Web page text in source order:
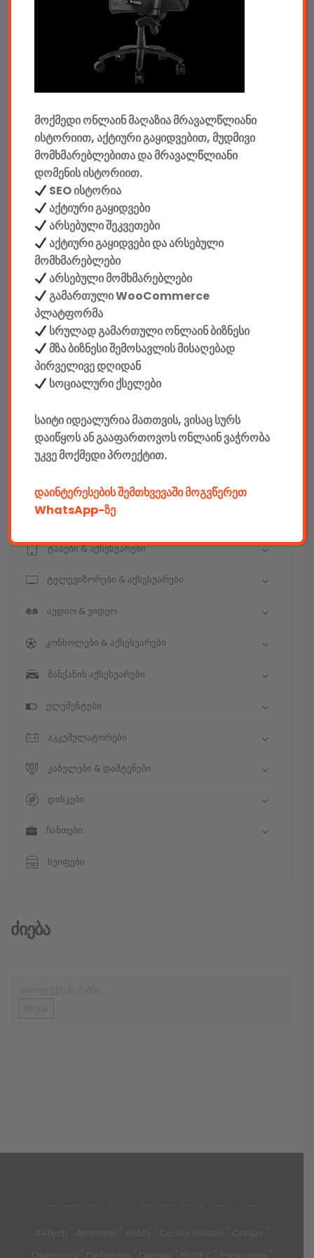
კონსოლები & აქსესუარები
მანქანის აქსესუარები
ელემენტები
აკკუმულატორები
კაბელები & დამტენები
დისკები
ჩანთები
სეიფები
კონსტრუქტორები
E-mobility
კომპიუტერები & აქსესუარები
ტელეფონები & აქსესუარები
კამერები & აქსესუარები
ნოუთბუქები & აქსესუარები
ტაბები & აქსესუარები
ტელევიზორები & აქსესუარები
აუდიო & ვიდეო
კონსოლები & აქსესუარები
მანქანის აქსესუარები
ელემენტები
აკკუმულატორები
კაბელები & დამტენები
დისკები
ჩანთები
სეიფები
Ძიება
მთავარი კალათა
A4Tech ' Ansmann ' ASUS ' Cooler Master ' Corsair '
Deepcool Defender Denver EMTEC Esperanza
მოქმედი ონლაინ მაღაზია მრავალწლიანი
ისტორიით, აქტიური გაყიდვებით, მუდმივი
მომხმარებლებითა და მრავალწლიანი
დომენის ისტორიით.
SEO ისტორია
აქტიური გაყიდვები
არსებული შეკვეთები
აქტიური გაყიდვები და არსებული
მომხმარებლები
არსებული მომხმარებლები
გამართული WooCommerce
პლატფორმა
სრულად გამართული ონლაინ ბიზნესი
მზა ბიზნესი შემოსავლის მისაღებად
პირველივე დღიდან
სოციალური ქსელები
საიტი იდეალურია მათთვის, ვისაც სურს
დაიწყოს ან გააფართოვოს ონლაინ ვაჭრობა
უკვე მოქმედი პროექტით.
დაინტერესების შემთხვევაში მოგვწერეთ
WhatsApp-ზე